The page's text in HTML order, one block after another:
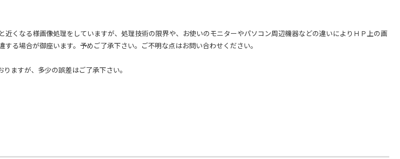
近くなる様画像処理をしていますが、処理技術の限界や、お使いのモニターやパソコン周辺機器などの違いによりＨＰ上の画
する場合が御座います。予めご了承下さい。ご不明な点はお問い合わせください。
ますが、多少の誤差はご了承下さい。